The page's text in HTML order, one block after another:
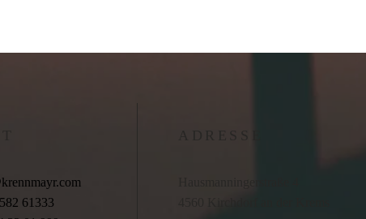
61333